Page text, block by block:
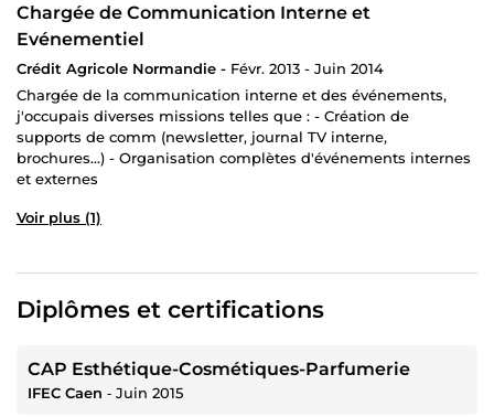
Chargée de Communication Interne et
Evénementiel
Crédit Agricole Normandie - Févr. 2013 - Juin 2014
Chargée de la communication interne et des événements,
j'occupais diverses missions telles que : - Création de
supports de comm (newsletter, journal TV interne,
brochures...) - Organisation complètes d'événements internes
et externes
Voir plus (1)
Diplômes et certifications
CAP Esthétique-Cosmétiques-Parfumerie
IFEC Caen ‐ Juin 2015